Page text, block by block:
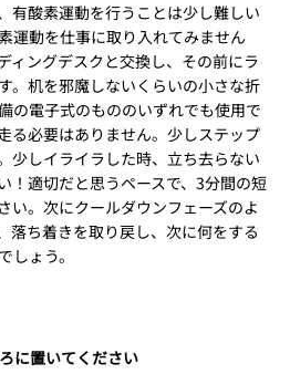
有酸素運動を行うことは少し難しい
運動を仕事に取り入れてみません
ィングデスクと交換し、その前にラ
。机を邪魔しないくらいの小さな折
の電子式のもののいずれでも使用で
る必要はありません。少しステップ
少しイライラした時、立ち去らない
！適切だと思うペースで、3分間の短
い。次にクールダウンフェーズのよ
落ち着きを取り戻し、次に何をする
しょう。
に置いてください